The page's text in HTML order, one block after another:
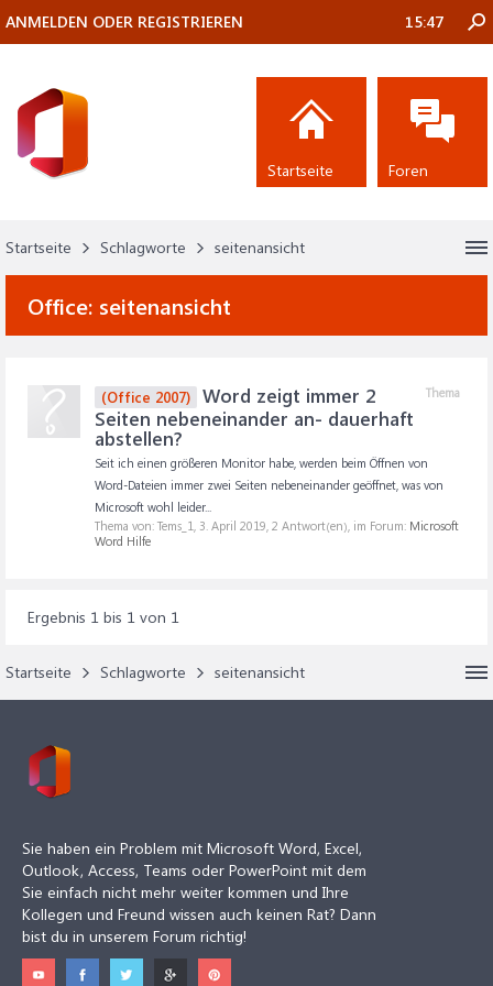
Startseite Schlagworte seitenansicht
Office: seitenansicht
Thema
(Office 2007)
Word zeigt immer 2
Seiten nebeneinander an- dauerhaft
abstellen?
Seit ich einen größeren Monitor habe, werden beim Öffnen von
Word-Dateien immer zwei Seiten nebeneinander geöffnet, was von
Microsoft wohl leider...
Thema von: Tems_1, 3. April 2019, 2 Antwort(en), im Forum: Microsoft
Word Hilfe
Ergebnis 1 bis 1 von 1
Startseite Schlagworte seitenansicht
ANMELDEN ODER REGISTRIEREN 15:47
Startseite Foren
Sie haben ein Problem mit Microsoft Word, Excel,
Outlook, Access, Teams oder PowerPoint mit dem
Sie einfach nicht mehr weiter kommen und Ihre
Kollegen und Freund wissen auch keinen Rat? Dann
bist du in unserem Forum richtig!